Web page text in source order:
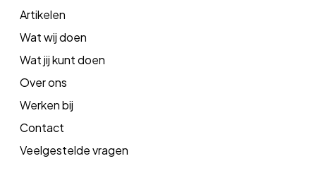
Artikelen
Wat wij doen
Wat jij kunt doen
Over ons
Werken bij
Contact
Veelgestelde vragen